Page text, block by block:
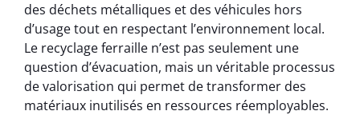
des déchets métalliques et des véhicules hors
d’usage tout en respectant l’environnement local.
Le recyclage ferraille n’est pas seulement une
question d’évacuation, mais un véritable processus
de valorisation qui permet de transformer des
matériaux inutilisés en ressources réemployables.